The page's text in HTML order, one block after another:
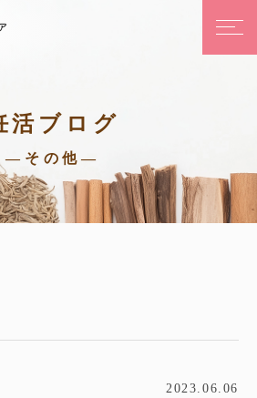
活ブログ
—その他—
2023.06.06